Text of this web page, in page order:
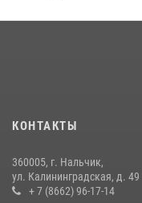
ОФИЦЕР РОСГВАРДИИ
В Кабардино-Балкарии
оружие и наркотические
КОНТАКТЫ
360005, г. Нальчик,
ул. Калининградская, д. 49
+ 7 (8662) 96-17-14